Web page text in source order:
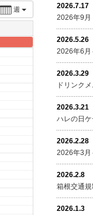
週
2026.7.17
2026年9
2026.5.26
2026年6
2026.3.29
ドリンク
2026.3.21
ハレの日
2026.2.28
2026年3月
2026.2.8
箱根交通
2026.1.3